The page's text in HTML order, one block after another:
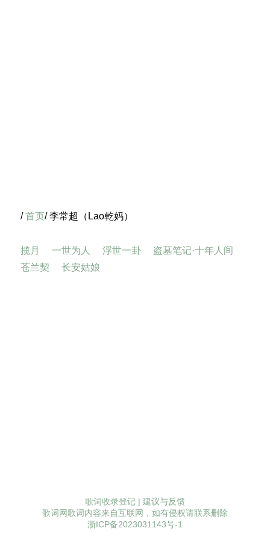
/首页/ 李常超（Lao乾妈）
揽月 一世为人 浮世一卦
盗墓笔记·十年人间
苍兰契
长安姑娘
歌词收录登记 | 建议与反馈
歌词网歌词内容来自互联网，如有侵权请联系删除
浙ICP备2023031143号-1